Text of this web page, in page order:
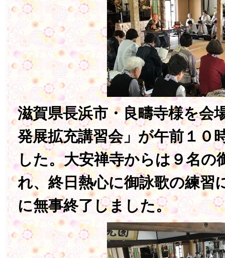
滋賀県長浜市・良疇寺様を会
発展拡充講習会」が午前１０
した。大安禅寺からは９名の
れ、終日熱心に御詠歌の練習
に無事終了しました。